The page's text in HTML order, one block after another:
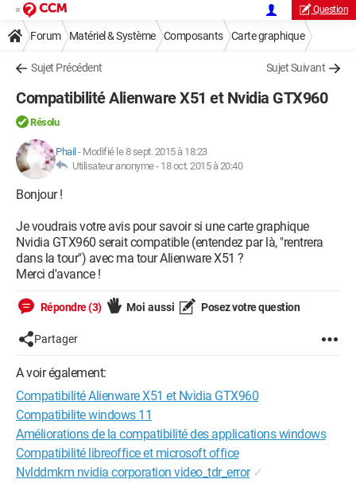
Question
Forum Matériel & Système Composants Carte graphique
Sujet Précédent Sujet Suivant
Compatibilité Alienware X51 et Nvidia GTX960
Résolu
Phail - Modifié le 8 sept. 2015 à 18:23
Utilisateur anonyme - 18 oct. 2015 à 20:40
Bonjour !
Je voudrais votre avis pour savoir si une carte graphique
Nvidia GTX960 serait compatible (entendez par là, "rentrera
dans la tour") avec ma tour Alienware X51 ?
Merci d'avance !
Répondre (3) Moi aussi Posez votre question
Partager
A voir également:
Compatibilité Alienware X51 et Nvidia GTX960
Compatibilite windows 11
Améliorations de la compatibilité des applications windows
Compatibilité libreoffice et microsoft office
Nvlddmkm nvidia corporation video_tdr_error ✓